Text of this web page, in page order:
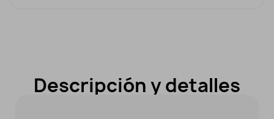
Descripción y detalles